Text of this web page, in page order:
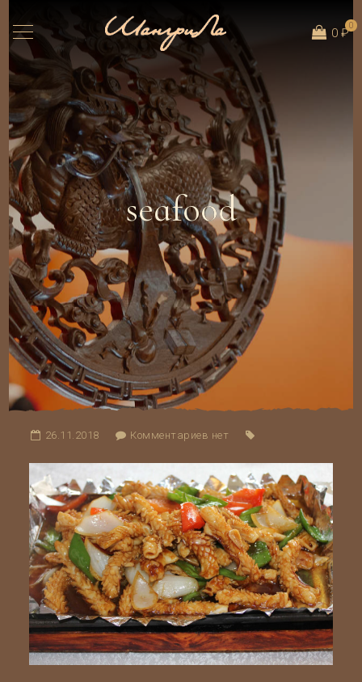
0
0 ₽
seafood
26.11.2018 Комментариев нет